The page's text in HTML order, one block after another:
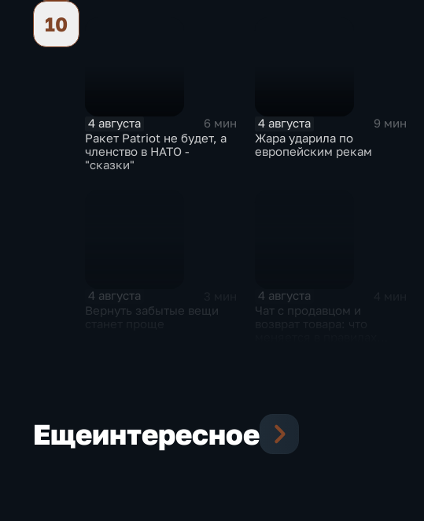
10
4 августа
6 мин
Ракет Patriot не будет, а
членство в НАТО -
"сказки"
4 августа
9 мин
Жара ударила по
европейским рекам
4 августа
Вернуть забытые вещи
4 августа
Чат с продавцом и
Ещеинтересное